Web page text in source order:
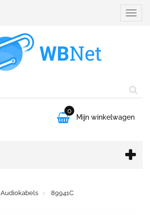

0
Mijn winkelwagen
Audiokabels 89941C